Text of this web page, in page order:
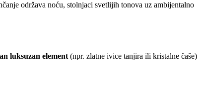
održava noću, stolnjaci svetlijih tonova uz ambijentalno
luksuzan element (npr. zlatne ivice tanjira ili kristalne čaše)